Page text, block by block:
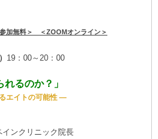
加無料＞ ＜ZOOMオンライン＞
19：00～20：00
れるのか？」
エイトの可能性 —
クリニック院長